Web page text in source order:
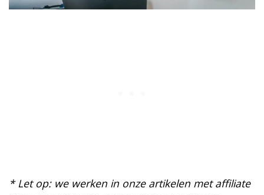
* Let op: we werken in onze artikelen met affiliate